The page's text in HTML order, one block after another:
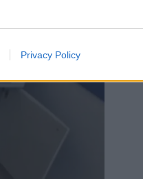
Privacy Policy